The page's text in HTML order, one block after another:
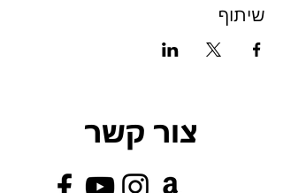
שיתוף
צור קשר